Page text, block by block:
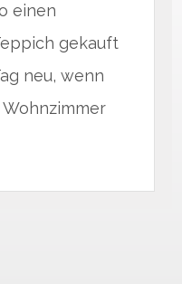
einen
gekauft
neu, wenn